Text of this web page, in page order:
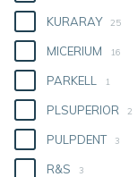
KURARAY 25
MICERIUM 16
PARKELL 1
PLSUPERIOR 2
PULPDENT 3
R&S 3